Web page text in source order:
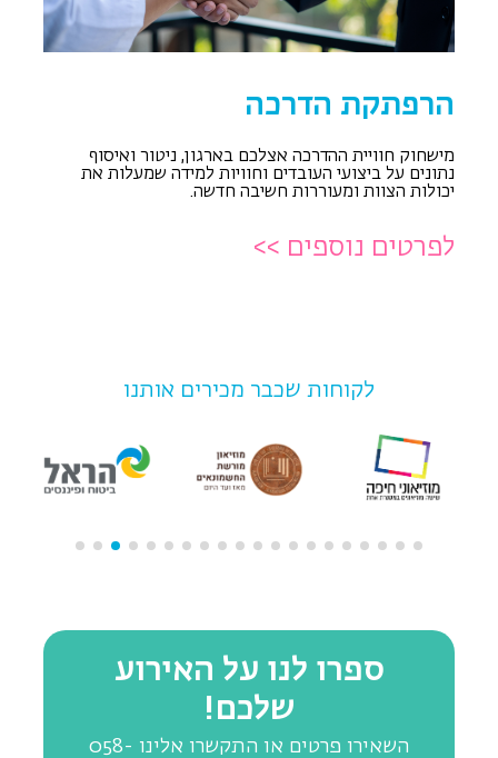
הרפתקת הדרכה
מישחוק חוויית ההדרכה אצלכם בארגון, ניטור ואיסוף
נתונים על ביצועי העובדים וחוויות למידה שמעלות את
יכולות הצוות ומעוררות חשיבה חדשה.
לפרטים נוספים >>
לקוחות שכבר מכירים אותנו
ספרו לנו על האירוע
שלכם!
השאירו פרטים או התקשרו אלינו 058-